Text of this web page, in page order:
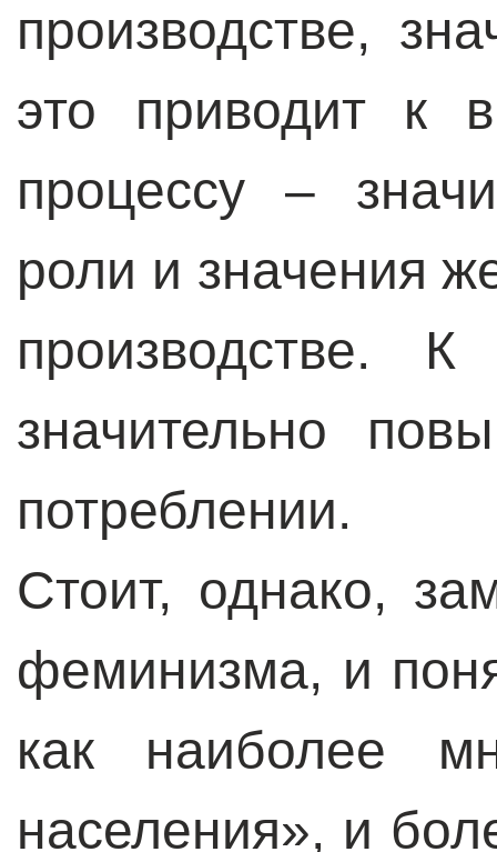
производстве,
это приводит к
процессу –
роли и значения
производстве.
значительно
потреблении.
Стоит, однако,
феминизма, и
как наиболее
населения», и